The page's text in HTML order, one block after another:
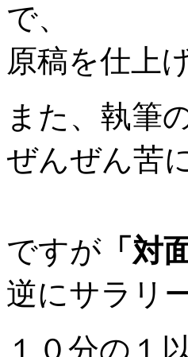
で、
原稿を仕上
また、執筆
ぜんぜん苦
ですが 「対
逆にサラリ
１０分の１